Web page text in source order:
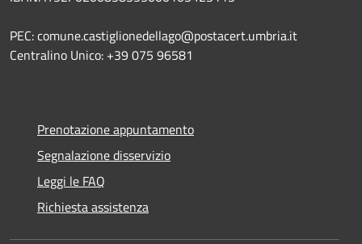
PEC: comune.castiglionedellago@postacert.umbria.it
Centralino Unico: +39 075 96581
Prenotazione appuntamento
Segnalazione disservizio
Leggi le FAQ
Richiesta assistenza